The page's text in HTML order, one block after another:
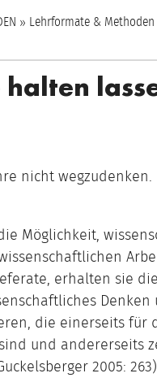
Lehrformate & Methoden
nicht wegzudenken.
Möglichkeit,
erhalten sie
Denken
die einerseits für
und andererseits
2005: